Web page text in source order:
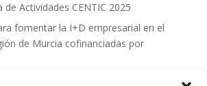
Actividades CENTIC 2025
fomentar la I+D empresarial en el
de Murcia cofinanciadas por